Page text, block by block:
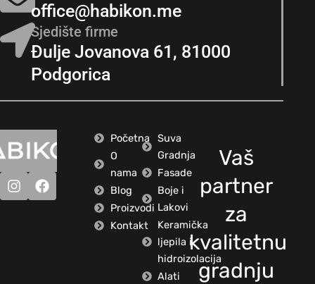
office@habikon.me
Sjedište firme
Đulje Jovanova 61, 81000
Podgorica
Početna
O
nama
Blog
Proizvodi
Kontakt
Suva
Gradnja
Fasade
Boje i
Lakovi
Keramička
ljepila i
hidroizolacija
Alati
Vaš
partner
za
kvalitetnu
gradnju